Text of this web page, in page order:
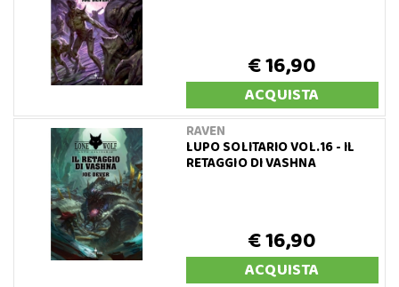
€ 16,90
ACQUISTA
RAVEN
LUPO SOLITARIO VOL.16 - IL
RETAGGIO DI VASHNA
€ 16,90
ACQUISTA